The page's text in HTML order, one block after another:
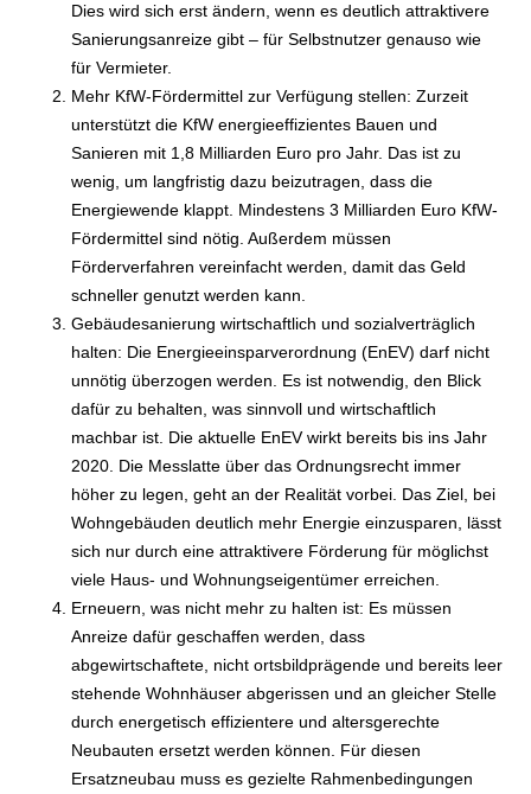
Dies wird sich erst ändern, wenn es deutlich attraktivere
Sanierungsanreize gibt – für Selbstnutzer genauso wie
für Vermieter.
Mehr KfW-Fördermittel zur Verfügung stellen: Zurzeit
unterstützt die KfW energieeffizientes Bauen und
Sanieren mit 1,8 Milliarden Euro pro Jahr. Das ist zu
wenig, um langfristig dazu beizutragen, dass die
Energiewende klappt. Mindestens 3 Milliarden Euro KfW-
Fördermittel sind nötig. Außerdem müssen
Förderverfahren vereinfacht werden, damit das Geld
schneller genutzt werden kann.
Gebäudesanierung wirtschaftlich und sozialverträglich
halten: Die Energieeinsparverordnung (EnEV) darf nicht
unnötig überzogen werden. Es ist notwendig, den Blick
dafür zu behalten, was sinnvoll und wirtschaftlich
machbar ist. Die aktuelle EnEV wirkt bereits bis ins Jahr
2020. Die Messlatte über das Ordnungsrecht immer
höher zu legen, geht an der Realität vorbei. Das Ziel, bei
Wohngebäuden deutlich mehr Energie einzusparen, lässt
sich nur durch eine attraktivere Förderung für möglichst
viele Haus- und Wohnungseigentümer erreichen.
Erneuern, was nicht mehr zu halten ist: Es müssen
Anreize dafür geschaffen werden, dass
abgewirtschaftete, nicht ortsbildprägende und bereits leer
stehende Wohnhäuser abgerissen und an gleicher Stelle
durch energetisch effizientere und altersgerechte
Neubauten ersetzt werden können. Für diesen
Ersatzneubau muss es gezielte Rahmenbedingungen